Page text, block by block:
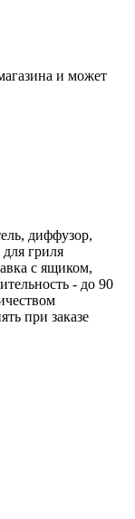
и может
диффузор,
гриля
с ящиком,
- до 90
при заказе